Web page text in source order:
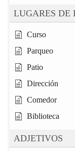
LUGARES DE
Curso
Parqueo
Patio
Dirección
Comedor
Biblioteca
ADJETIVOS